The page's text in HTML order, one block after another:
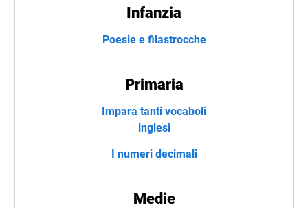
Infanzia
Poesie e filastrocche
Primaria
Impara tanti vocaboli
inglesi
I numeri decimali
Medie